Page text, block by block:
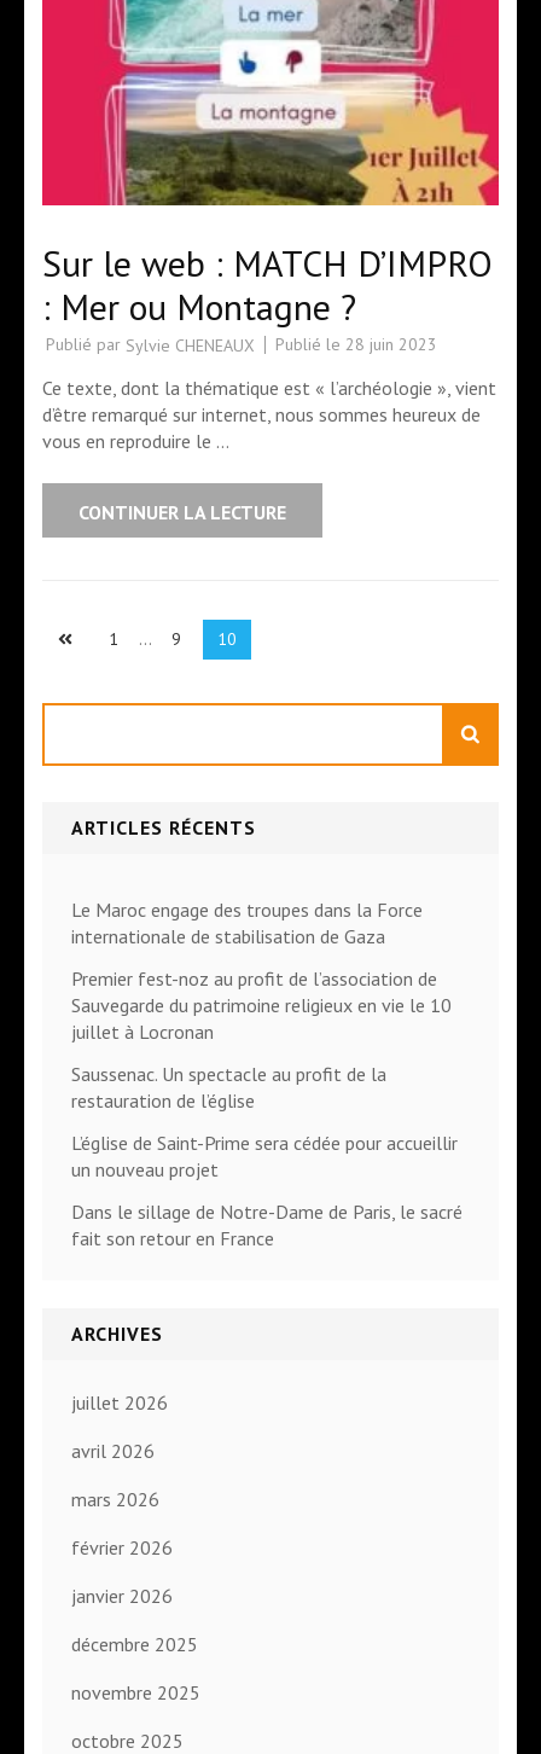
Sur le web : MATCH D’IMPRO
: Mer ou Montagne ?
Publié par Sylvie CHENEAUX Publié le 28 juin 2023
Ce texte, dont la thématique est « l’archéologie », vient
d’être remarqué sur internet, nous sommes heureux de
vous en reproduire le …
CONTINUER LA LECTURE
Pagination
Page
1 … Page
9 Page
10
ARTICLES RÉCENTS
Le Maroc engage des troupes dans la Force
internationale de stabilisation de Gaza
Premier fest-noz au profit de l’association de
Sauvegarde du patrimoine religieux en vie le 10
juillet à Locronan
Saussenac. Un spectacle au profit de la
restauration de l’église
L’église de Saint-Prime sera cédée pour accueillir
un nouveau projet
Dans le sillage de Notre-Dame de Paris, le sacré
fait son retour en France
ARCHIVES
juillet 2026
avril 2026
mars 2026
février 2026
janvier 2026
décembre 2025
novembre 2025
octobre 2025